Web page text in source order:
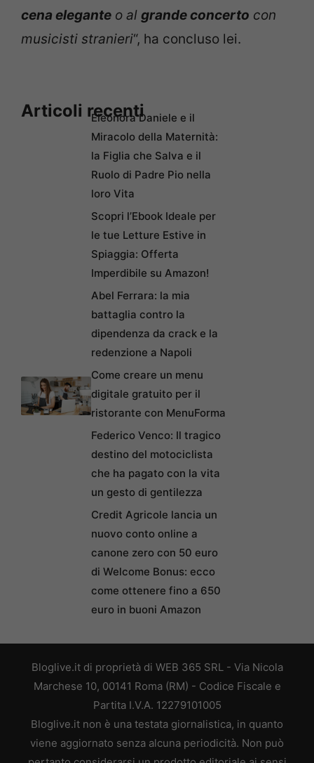
cena elegante o al grande concerto con
musicisti stranieri“, ha concluso lei.
Articoli recentiEleonora Daniele e il
Miracolo della Maternità:
la Figlia che Salva e il
Ruolo di Padre Pio nella
loro Vita
Scopri l’Ebook Ideale per
le tue Letture Estive in
Spiaggia: Offerta
Imperdibile su Amazon!
Abel Ferrara: la mia
battaglia contro la
dipendenza da crack e la
redenzione a Napoli
Come creare un menu
digitale gratuito per il
ristorante con MenuForma
Federico Venco: Il tragico
destino del motociclista
che ha pagato con la vita
un gesto di gentilezza
Credit Agricole lancia un
nuovo conto online a
canone zero con 50 euro
di Welcome Bonus: ecco
come ottenere fino a 650
euro in buoni Amazon
Bloglive.it di proprietà di WEB 365 SRL - Via Nicola
Marchese 10, 00141 Roma (RM) - Codice Fiscale e
Partita I.V.A. 12279101005
Bloglive.it non è una testata giornalistica, in quanto
viene aggiornato senza alcuna periodicità. Non può